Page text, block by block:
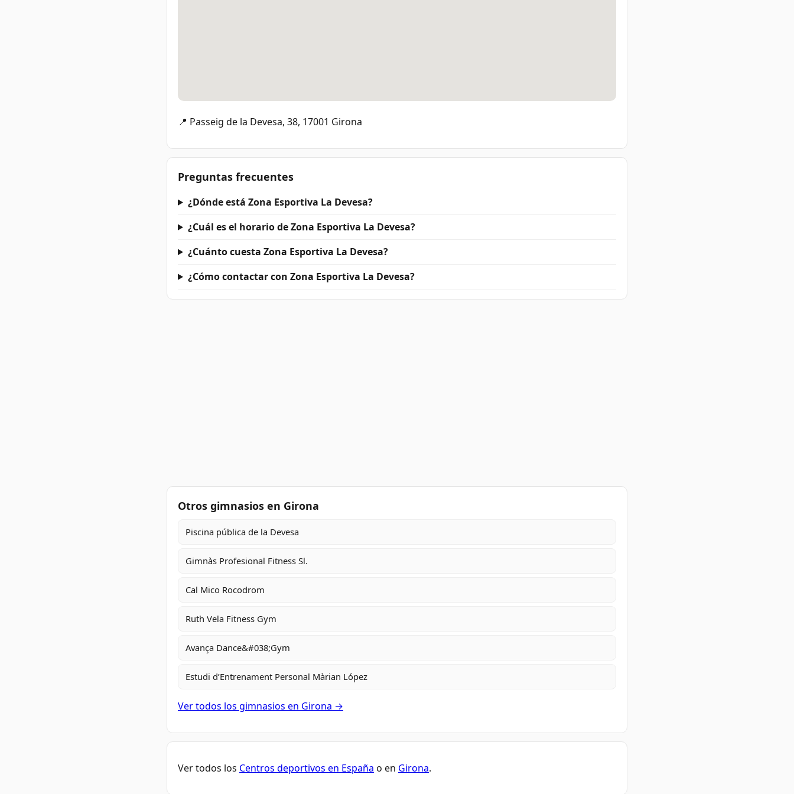
📍 Passeig de la Devesa, 38, 17001 Girona
Preguntas frecuentes
¿Dónde está Zona Esportiva La Devesa?
¿Cuál es el horario de Zona Esportiva La Devesa?
¿Cuánto cuesta Zona Esportiva La Devesa?
¿Cómo contactar con Zona Esportiva La Devesa?
Otros gimnasios en Girona
Piscina pública de la Devesa
Gimnàs Profesional Fitness Sl.
Cal Mico Rocodrom
Ruth Vela Fitness Gym
Avança Dance&#038;Gym
Estudi d’Entrenament Personal Màrian López
Ver todos los gimnasios en Girona →
Ver todos los Centros deportivos en España o en Girona.